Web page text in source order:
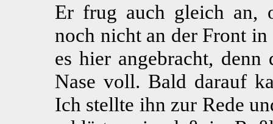
Er frug auch gleich an,
noch nicht an der Front
es hier angebracht,
Nase voll. Bald darauf
Ich stellte ihn zur Rede